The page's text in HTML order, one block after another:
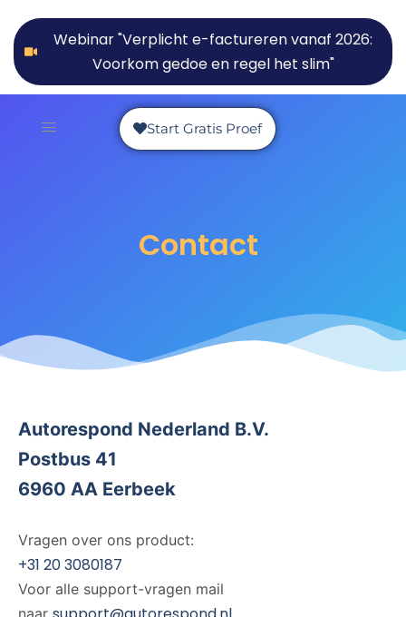
Webinar "Verplicht e-factureren vanaf 2026:
Voorkom gedoe en regel het slim"
Start Gratis Proef
Contact
Autorespond Nederland B.V.
Postbus 41
6960 AA Eerbeek
Vragen over ons product:
+31 20 3080187
Voor alle support-vragen mail
naar